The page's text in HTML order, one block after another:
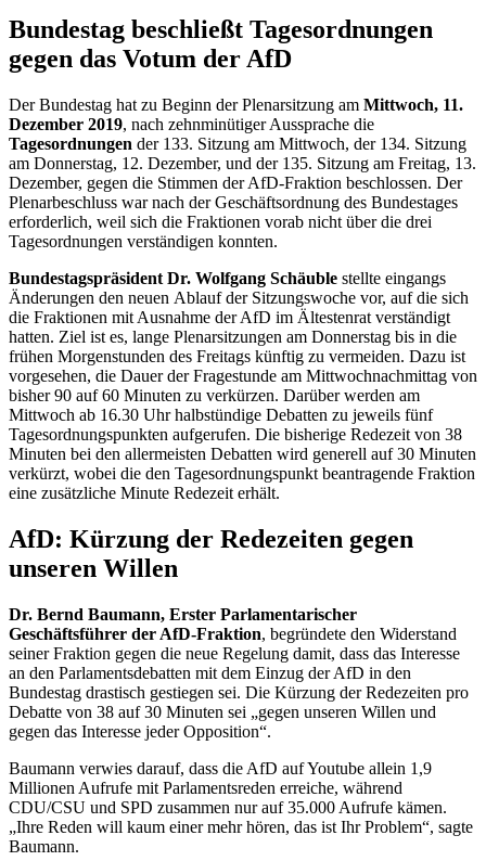
Bundestag beschließt Tagesordnungen
gegen das Votum der AfD
Der Bundestag hat zu Beginn der Plenarsitzung am Mittwoch, 11.
Dezember 2019, nach zehnminütiger Aussprache die
Tagesordnungen der 133. Sitzung am Mittwoch, der 134. Sitzung
am Donnerstag, 12. Dezember, und der 135. Sitzung am Freitag, 13.
Dezember, gegen die Stimmen der AfD-Fraktion beschlossen. Der
Plenarbeschluss war nach der Geschäftsordnung des Bundestages
erforderlich, weil sich die Fraktionen vorab nicht über die drei
Tagesordnungen verständigen konnten.
Bundestagspräsident Dr. Wolfgang Schäuble stellte eingangs
Änderungen den neuen Ablauf der Sitzungswoche vor, auf die sich
die Fraktionen mit Ausnahme der AfD im Ältestenrat verständigt
hatten. Ziel ist es, lange Plenarsitzungen am Donnerstag bis in die
frühen Morgenstunden des Freitags künftig zu vermeiden. Dazu ist
vorgesehen, die Dauer der Fragestunde am Mittwochnachmittag von
bisher 90 auf 60 Minuten zu verkürzen. Darüber werden am
Mittwoch ab 16.30 Uhr halbstündige Debatten zu jeweils fünf
Tagesordnungspunkten aufgerufen. Die bisherige Redezeit von 38
Minuten bei den allermeisten Debatten wird generell auf 30 Minuten
verkürzt, wobei die den Tagesordnungspunkt beantragende Fraktion
eine zusätzliche Minute Redezeit erhält.
AfD: Kürzung der Redezeiten gegen
unseren Willen
Dr. Bernd Baumann, Erster Parlamentarischer
Geschäftsführer der AfD-Fraktion, begründete den Widerstand
seiner Fraktion gegen die neue Regelung damit, dass das Interesse
an den Parlamentsdebatten mit dem Einzug der AfD in den
Bundestag drastisch gestiegen sei. Die Kürzung der Redezeiten pro
Debatte von 38 auf 30 Minuten sei „gegen unseren Willen und
gegen das Interesse jeder Opposition“.
Baumann verwies darauf, dass die AfD aufYoutube allein 1,9
Millionen Aufrufe mit Parlamentsreden erreiche, während
CDU/CSU und SPD zusammen nur auf 35.000 Aufrufe kämen.
„Ihre Reden will kaum einer mehr hören, das ist Ihr Problem“, sagte
Baumann.